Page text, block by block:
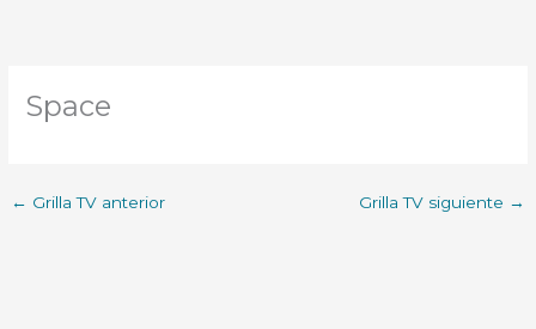
Space
← Grilla TV anterior Grilla TV siguiente →